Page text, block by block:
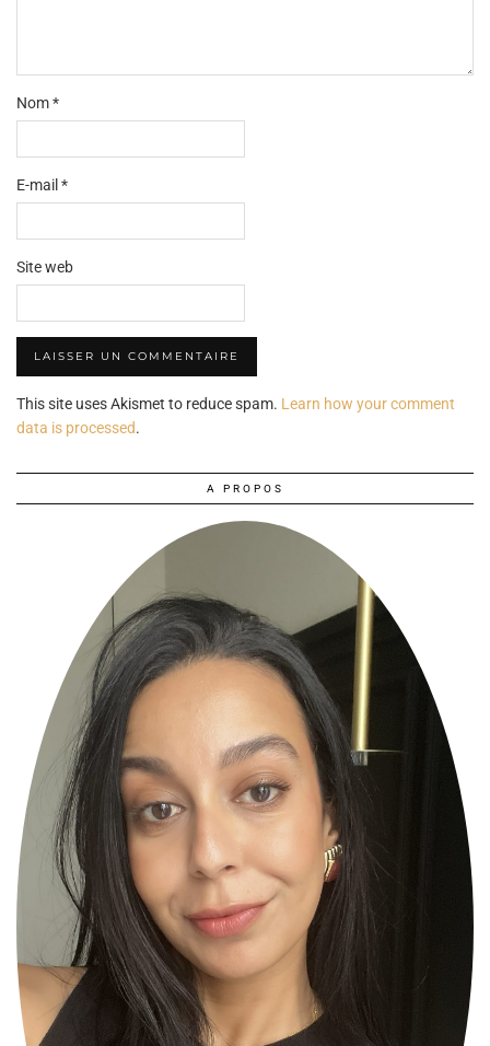
Nom*
E-mail *
Site web
This site uses Akismet to reduce spam. Learn how your comment
data is processed.
A PROPOS